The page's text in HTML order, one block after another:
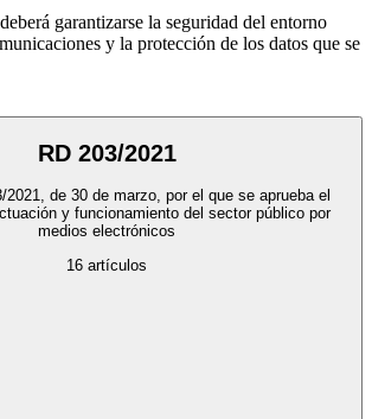
garantizarse la seguridad del entorno
y la protección de los datos que se
RD 203/2021
2021, de 30 de marzo, por el que se aprueba el
y funcionamiento del sector público por
medios electrónicos
16 artículos